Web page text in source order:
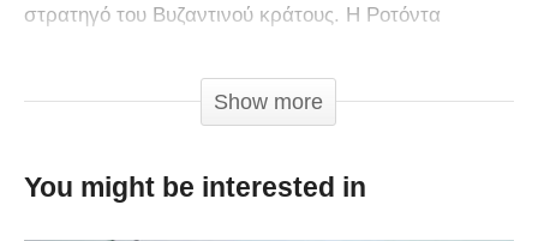
στρατηγό του Βυζαντινού κράτους. H Ροτόντα
Δυνάμεων ή Αρχαγγέλων κατά την περίοδου του
Βυζαντίου. Το ιστορικό μνημείο των 1700 ετών,
Show more
You might be interested in